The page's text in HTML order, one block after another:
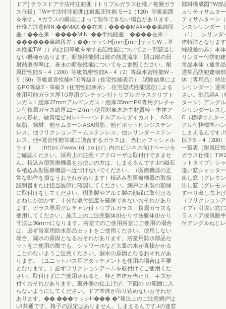
ドア│テラスドア寸法特注範囲［トリプルガラス仕様／複層ガラ
ス仕様］TW※寸法特注範囲は耐風圧性能:Sー2（120）等級範囲
を示す。※ガラスの構成によって製作できない場合があります。
仕様ご注意MIN:��MAX:��在来：����MAX=��単純段
差：��在来：����MIN=��単純段差：����在来：
������単純段差：��↑サッシH[mm][mm]サッシW→基
本性能TW（）内は旧等級を示す右記性能については一部該当し
ない機種があります。断熱性能開口部の熱貫流率・開口部の日
射熱取得率は、巻末の断熱性能についてをご参照ください。耐
風圧性能S－4（200）等級気密性能A－4（2）等級水密性能W－
5（50）等級遮音性能※TG等級3（住宅性能表示）…試験結果によ
るPG等級2・等級3（住宅性能表示）…住宅型式性能認定による
使用可能ガラス厚TG専用グレチャン付トリプルガラスクリプト
ンガス：総厚27mmアルゴンガス：総厚35mmPG専用グレチャ
ン付複層ガラス総厚22〜27mm使用対象木造主材質枠・本体ア
ルミ形材、硬質塩ビ材レバーハンドルアルミダイカスト、ASA
樹脂、鋼材、他サムターンASA樹脂、他ピボットヒンジステン
レス、他フリクションアームステンレス、他シリンダーステン
レス、他※遮音性能等級に適合するガラスは、当社オフィシャル
サイト （https://www.lixil.co.jp/）内のビジネス向けページを
ご確認ください。採用上の注意ドアクローザは取付けできませ
ん。植込み型医療機器をお使いの方は、しまえるんですJの磁石
を植込み型医療機器へ近づけないでください。（医療機器の正
常な動作を損なうおそれがあります）植込み型医療機器の取扱
説明書または担当医師に確認してください。網戸は木製の額縁
に取付けをしてください。樹脂製やアルミ製の額縁に取付ける
とねじが効かず、十分な取付強度を確保できないおそれがあり
ます。ガラス専用グレチャン付トリプルガラス、複層ガラスを
使用してください。施工上のご注意躯体掛かり寸法躯体掛かり
寸法は36mmになります。浴室でのご使用浴室にご使用の場合
は、必ず浴室用防水部品セットをご使用ください。使用しない
場合、漏水の原因となるおそれがあります。浴室用防水部品セ
ットをご使用の際でも、シャワー水など大量の水が直接かかる
ことのないようご注意ください。漏水の原因となるおそれがあ
ります。（ユニットバス用アタッチメントを使用の場合は不要
となります。）必ずフリクションアームを取付けてご使用くだ
さい。取付けずにご使用されると、枠と本体が当たり、キズが
付くおそれがあります。室外側の仕上げが、下図の の範囲に入
らないようにしてください。ドア本体が吊り込めないおそれが
あります。��.���サッシH���.�°発注上のご注意網戸は
LR共通です。格子の設定はありません。しまえるんですJの連窓
部材構成図TW部
ュリティサムタ
ティサムターン
ンスシリンダー
（1）、シリン
体特注となりま
純段差のみ）本
リンダー付防犯
常品本体（通常
通常品防犯建物
体（専用品）特
シリンダー）通
さい。部品箱A
ターン）アング
シリンダーレス
C（標準サムタ
グル付枠標準ハ
しまえるんですJ
以下S－4（200
一覧表（耐風圧
ガラス仕様］
ットタイプ）シ
違い窓シャッタ
出し窓（グレモ
出し窓（グレモ
すべり出し窓上
（フリクション
イプ）引違い窓(
ラスドア採風勝
付アングルねじ